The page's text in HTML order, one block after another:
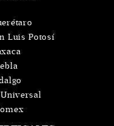
Luis Potosí